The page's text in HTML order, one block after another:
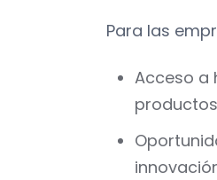
Para las
Acceso a
productos